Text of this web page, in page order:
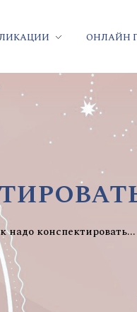
ОНЛАЙН
надо конспектировать...